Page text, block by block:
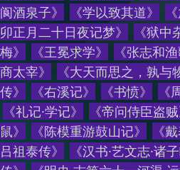
阆酒泉子》 《学以致其道》 《
卯正月二十日夜记梦》 《狱中
梅》 《王冕求学》 《张志和
商太宰》 《大天而思之，孰与
传》 《右溪记》 《书愤》 《
《礼记·学记》 《帝问侍臣盗贼
鼠》 《陈模重游鼓山记》 《
吕祖泰传》 《汉书·艺文志·诸